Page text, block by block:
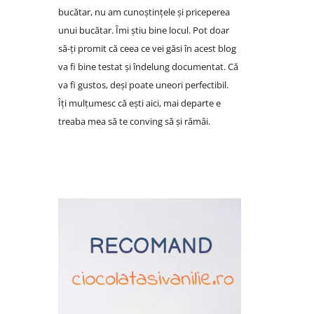
bucătar, nu am cunoștințele și priceperea
unui bucătar. Îmi știu bine locul. Pot doar
să-ți promit că ceea ce vei găsi în acest blog
va fi bine testat și îndelung documentat. Că
va fi gustos, deși poate uneori perfectibil.
Îți mulțumesc că ești aici, mai departe e
treaba mea să te conving să și rămâi.